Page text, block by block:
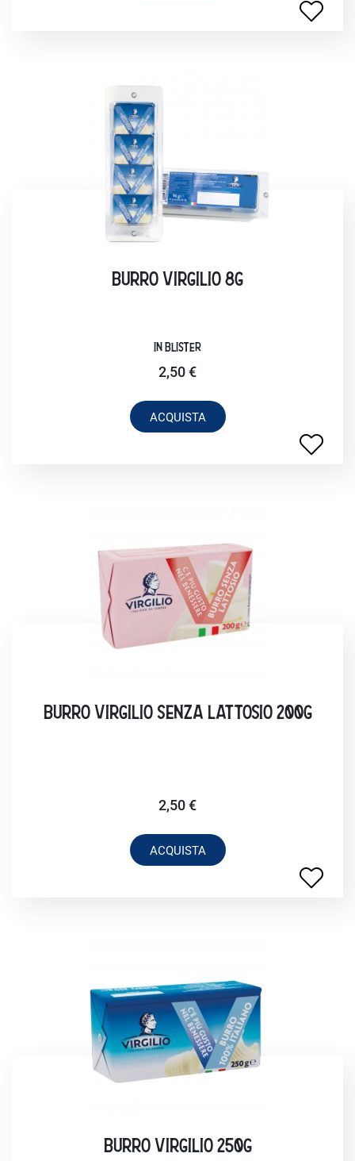
BURRO VIRGILIO 8G
IN BLISTER
2,50 €
ACQUISTA
BURRO VIRGILIO SENZA LATTOSIO 200G
2,50 €
ACQUISTA
BURRO VIRGILIO 250G